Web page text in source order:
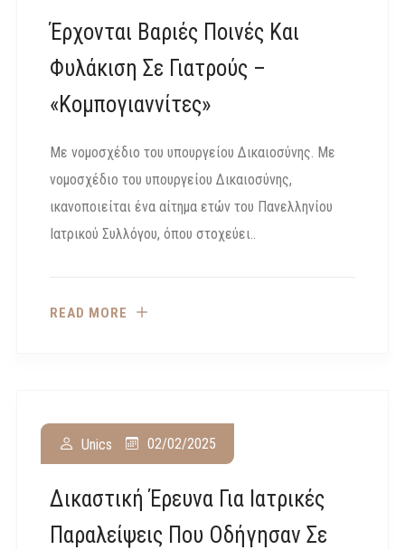
Έρχονται Βαριές Ποινές Και
Φυλάκιση Σε Γιατρούς –
«κομπογιαννίτες»
Με νομοσχέδιο του υπουργείου Δικαιοσύνης. Με
νομοσχέδιο του υπουργείου Δικαιοσύνης,
ικανοποιείται ένα αίτημα ετών του Πανελληνίου
Ιατρικού Συλλόγου, όπου στοχεύει..
READ MORE
Δικαστική Έρευνα Για Ιατρικές
Παραλείψεις Που Οδήγησαν Σε
Unics 02/02/2025